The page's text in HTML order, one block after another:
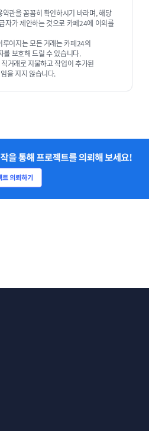
몰 GA4 연동
석으로마케팅 효과를
화하세요
수집과 분석을
관을 꼼꼼히 확인하시기 바라며, 해당
자가 제안하는 것으로 카페24에 이의를
어지는 모든 거래는 카페24의
를 보호해 드릴 수 있습니다.
거래로 지불하고 작업이 추가된
을 지지 않습니다.